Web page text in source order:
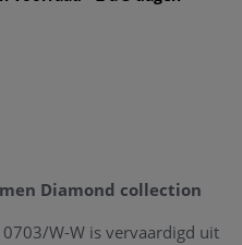
Diamond collection
W-W is vervaardigd uit